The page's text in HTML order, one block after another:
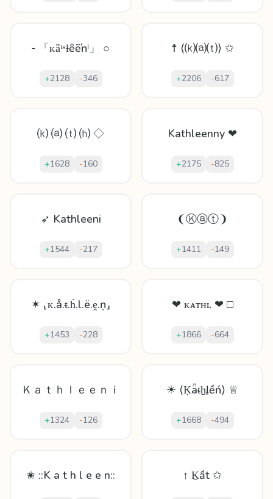
⁃ 「ᴋǟᵗᵸƚȇẽŉⁱ」 ○
+2128 -346
☨ ⟨⒦⒜⒯⟩ ✩
+2206 -617
⒦ ⒜ ⒯ ⒣ ◇
+1628 -160
Kathleenny ❤
+2175 -825
➶ Kathleeni
+1544 -217
❨Ⓚⓐⓣ❩
+1411 -149
✶ ⸤ᴋ.å.ᵵ.ḣ.l.ë.ḙ.ṇ⸥
+1453 -228
❤ ᴋᴀᴛʜʟ ❤ □
+1866 -664
Ｋａｔｈｌｅｅｎｉ
+1324 -126
☀ ⟨Ḳǟᵵẖӏₑềń⟩ ♕
+1668 -494
✬ ::K a t h l e e n:: ↑ Ḵầt ✩